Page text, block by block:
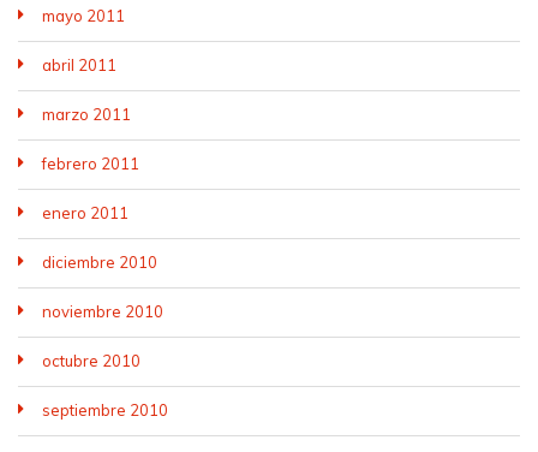
mayo 2011
abril 2011
marzo 2011
febrero 2011
enero 2011
diciembre 2010
noviembre 2010
octubre 2010
septiembre 2010